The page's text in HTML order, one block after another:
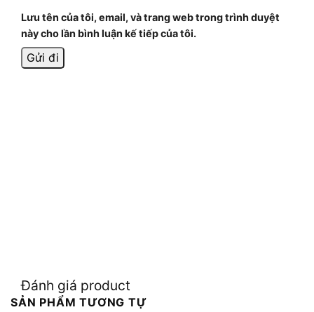
Lưu tên của tôi, email, và trang web trong trình duyệt
này cho lần bình luận kế tiếp của tôi.
Đánh giá product
SẢN PHẨM TƯƠNG TỰ